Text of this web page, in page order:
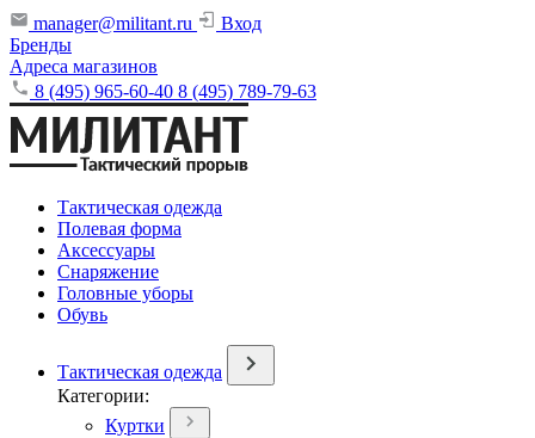
manager@militant.ru
Вход
Бренды
Адреса магазинов
8 (495) 965-60-40 8 (495) 789-79-63
Тактическая одежда
Полевая форма
Аксессуары
Снаряжение
Головные уборы
Обувь
Тактическая одежда
Категории:
Куртки